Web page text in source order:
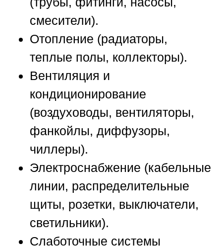
смесители).
Отопление (радиаторы,
теплые полы, коллекторы).
Вентиляция и
кондиционирование
(воздуховоды, вентиляторы,
фанкойлы, диффузоры,
чиллеры).
Электроснабжение (кабельные
линии, распределительные
щиты, розетки, выключатели,
светильники).
Слаботочные системы